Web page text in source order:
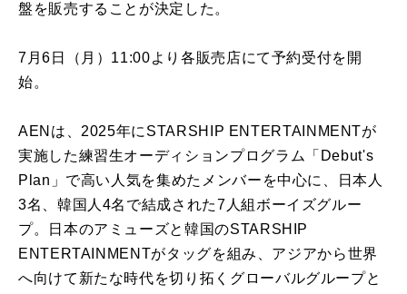
盤を販売することが決定した。
7月6日（月）11:00より各販売店にて予約受付を開
始。
AENは、2025年にSTARSHIP ENTERTAINMENTが
実施した練習生オーディションプログラム「Debut's
Plan」で高い人気を集めたメンバーを中心に、日本人
3名、韓国人4名で結成された7人組ボーイズグルー
プ。日本のアミューズと韓国のSTARSHIP
ENTERTAINMENTがタッグを組み、アジアから世界
へ向けて新たな時代を切り拓くグローバルグループと